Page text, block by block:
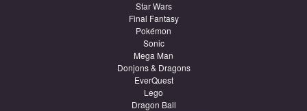
Star Wars
Final Fantasy
Pokémon
Sonic
Mega Man
Donjons & Dragons
EverQuest
Lego
Dragon Ball